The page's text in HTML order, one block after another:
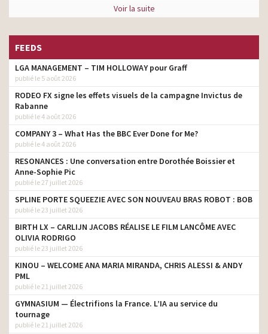
Voir la suite
FEEDS
LGA MANAGEMENT – TIM HOLLOWAY pour Graff
publié le 5 août 2026
RODEO FX signe les effets visuels de la campagne Invictus de
Rabanne
publié le 4 août 2026
COMPANY 3 – What Has the BBC Ever Done for Me?
publié le 4 août 2026
RESONANCES : Une conversation entre Dorothée Boissier et
Anne-Sophie Pic
publié le 27 juillet 2026
SPLINE PORTE SQUEEZIE AVEC SON NOUVEAU BRAS ROBOT : BOB
publié le 23 juillet 2026
BIRTH LX – CARLIJN JACOBS RÉALISE LE FILM LANCÔME AVEC
OLIVIA RODRIGO
publié le 23 juillet 2026
KINOU – WELCOME ANA MARIA MIRANDA, CHRIS ALESSI & ANDY
PML
publié le 21 juillet 2026
GYMNASIUM — Électrifions la France. L’IA au service du
tournage
publié le 21 juillet 2026